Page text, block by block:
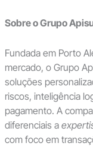
Sobre o Grupo
Fundada em Porto
mercado, o Grupo
soluções
riscos, inteligência
pagamento. A
diferenciais a
com foco em